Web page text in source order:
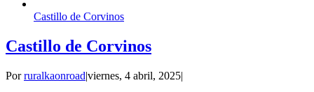
Castillo de Corvinos
Castillo de Corvinos
Porruralkaonroad|viernes, 4 abril, 2025|